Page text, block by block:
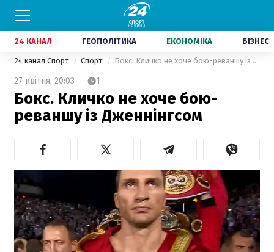
24 КАНАЛ ГЕОПОЛІТИКА ЕКОНОМІКА БІЗНЕС
24 канал Спорт Спорт Бокс. Кличко не хоче бою-реваншу із Дженнінгсом
27 квітня, 20:03 1
Бокс. Кличко не хоче бою-
реваншу із Дженнінгсом